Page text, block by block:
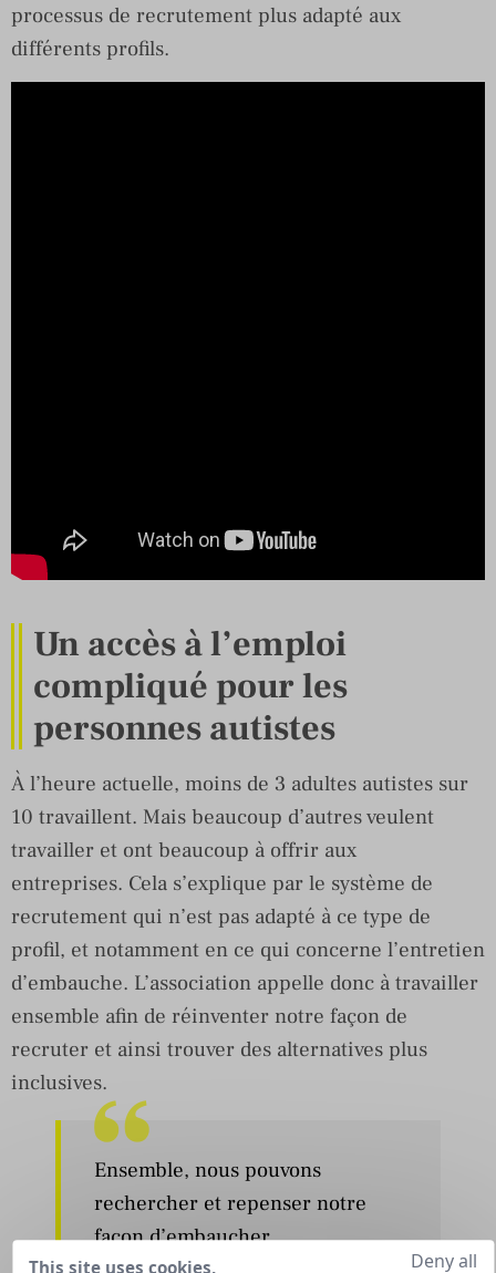
processus de recrutement plus adapté aux
différents profils.
Un accès à l’emploi
compliqué pour les
personnes autistes
À l’heure actuelle, moins de 3 adultes autistes sur
10 travaillent. Mais beaucoup d’autres veulent
travailler et ont beaucoup à offrir aux
entreprises. Cela s’explique par le système de
recrutement qui n’est pas adapté à ce type de
profil, et notamment en ce qui concerne l’entretien
d’embauche. L’association appelle donc à travailler
ensemble afin de réinventer notre façon de
recruter et ainsi trouver des alternatives plus
inclusives.
Ensemble, nous pouvons
rechercher et repenser notre
façon d’embaucher.
This site uses cookies, Deny all